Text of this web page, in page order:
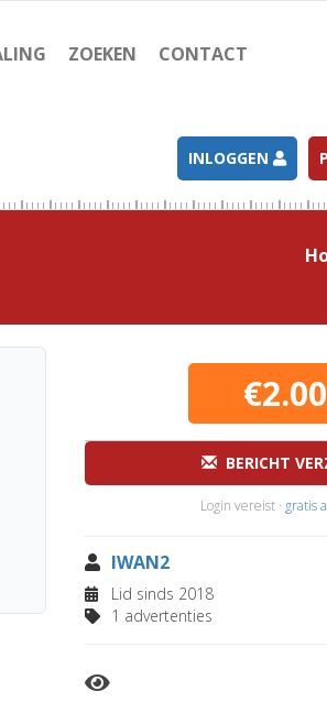
ZOEKEN CONTACT
INLOGGEN
BERICHT
Login vereist · gratis
IWAN2
Lid sinds 2018
1 advertenties